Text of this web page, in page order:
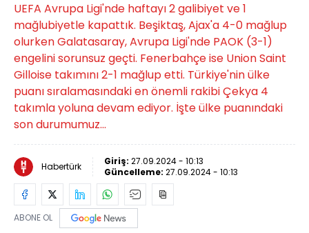
UEFA Avrupa Ligi'nde haftayı 2 galibiyet ve 1
mağlubiyetle kapattık. Beşiktaş, Ajax'a 4-0 mağlup
olurken Galatasaray, Avrupa Ligi'nde PAOK (3-1)
engelini sorunsuz geçti. Fenerbahçe ise Union Saint
Gilloise takımını 2-1 mağlup etti. Türkiye'nin ülke
puanı sıralamasındaki en önemli rakibi Çekya 4
takımla yoluna devam ediyor. İşte ülke puanındaki
son durumumuz...
Habertürk Giriş: 27.09.2024 - 10:13
Güncelleme: 27.09.2024 - 10:13
ABONE OL